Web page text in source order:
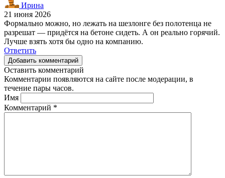
Ирина
21 июня 2026
Формально можно, но лежать на шезлонге без полотенца не
разрешат — придётся на бетоне сидеть. А он реально горячий.
Лучше взять хотя бы одно на компанию.
Ответить
Добавить комментарий
Оставить комментарий
Комментарии появляются на сайте после модерации, в
течение пары часов.
Имя
Комментарий *